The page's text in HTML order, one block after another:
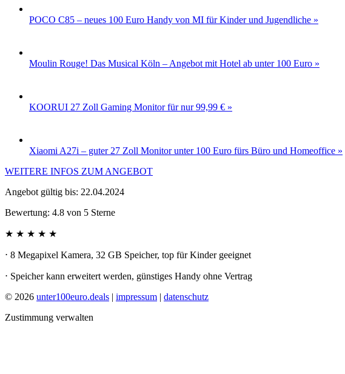
POCO C85 – neues 100 Euro Handy von MI für Kinder und Jugendliche »
Moulin Rouge! Das Musical Köln – Angebot mit Hotel ab unter 100 Euro »
KOORUI 27 Zoll Gaming Monitor für nur 99,99 € »
Xiaomi A27i – guter 27 Zoll Monitor unter 100 Euro fürs Büro und Homeoffice »
WEITERE INFOS ZUM ANGEBOT
Angebot gültig bis: 22.04.2024
Bewertung: 4.8 von 5 Sterne
★ ★ ★ ★ ★
⋅ 8 Megapixel Kamera, 32 GB Speicher, top für Kinder geeignet
⋅ Speicher kann erweitert werden, günstiges Handy ohne Vertrag
© 2026 unter100euro.deals | impressum | datenschutz
Zustimmung verwalten